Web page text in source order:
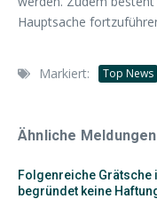
Hauptsache
Markiert: Top News
Ähnliche Meldungen
Folgenreiche Grätsche
begründet keine